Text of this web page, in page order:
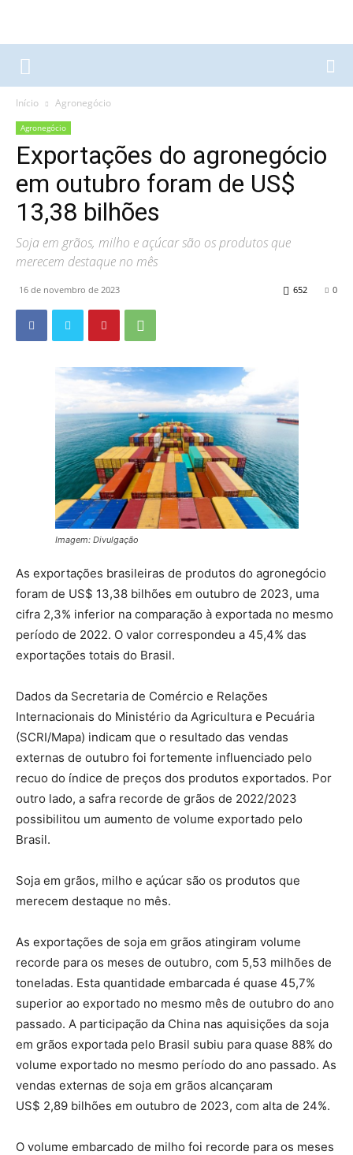
Início Agronegócio
Agronegócio
Exportações do agronegócio
em outubro foram de US$
13,38 bilhões
Soja em grãos, milho e açúcar são os produtos que
merecem destaque no mês
16 de novembro de 2023 0
652
Imagem: Divulgação
As exportações brasileiras de produtos do agronegócio
foram de US$ 13,38 bilhões em outubro de 2023, uma
cifra 2,3% inferior na comparação à exportada no mesmo
período de 2022. O valor correspondeu a 45,4% das
exportações totais do Brasil.
Dados da Secretaria de Comércio e Relações
Internacionais do Ministério da Agricultura e Pecuária
(SCRI/Mapa) indicam que o resultado das vendas
externas de outubro foi fortemente influenciado pelo
recuo do índice de preços dos produtos exportados. Por
outro lado, a safra recorde de grãos de 2022/2023
possibilitou um aumento de volume exportado pelo
Brasil.
Soja em grãos, milho e açúcar são os produtos que
merecem destaque no mês.
As exportações de soja em grãos atingiram volume
recorde para os meses de outubro, com 5,53 milhões de
toneladas. Esta quantidade embarcada é quase 45,7%
superior ao exportado no mesmo mês de outubro do ano
passado. A participação da China nas aquisições da soja
em grãos exportada pelo Brasil subiu para quase 88% do
volume exportado no mesmo período do ano passado. As
vendas externas de soja em grãos alcançaram
US$ 2,89 bilhões em outubro de 2023, com alta de 24%.
O volume embarcado de milho foi recorde para os meses